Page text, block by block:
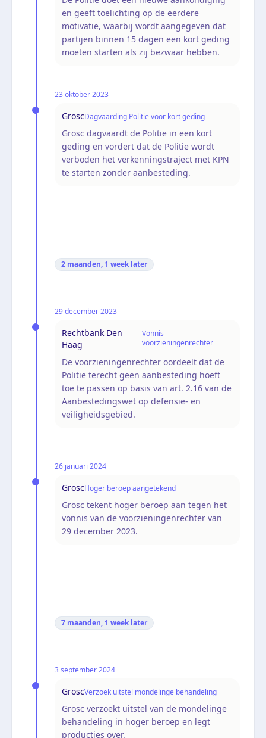
en geeft toelichting op de eerdere
motivatie, waarbij wordt aangegeven dat
partijen binnen 15 dagen een kort geding
moeten starten als zij bezwaar hebben.
23 oktober 2023
GroscDagvaarding Politie voor kort geding
Grosc dagvaardt de Politie in een kort
geding en vordert dat de Politie wordt
verboden het verkenningstraject met KPN
te starten zonder aanbesteding.
2 maanden, 1 week later
29 december 2023
Rechtbank Den
Haag
Vonnis
voorzieningenrechter
De voorzieningenrechter oordeelt dat de
Politie terecht geen aanbesteding hoeft
toe te passen op basis van art. 2.16 van de
Aanbestedingswet op defensie- en
veiligheidsgebied.
26 januari 2024
GroscHoger beroep aangetekend
Grosc tekent hoger beroep aan tegen het
vonnis van de voorzieningenrechter van
29 december 2023.
7 maanden, 1 week later
3 september 2024
GroscVerzoek uitstel mondelinge behandeling
Grosc verzoekt uitstel van de mondelinge
behandeling in hoger beroep en legt
producties over.